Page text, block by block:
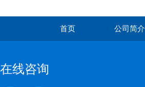
首页 公司简介
在线咨询